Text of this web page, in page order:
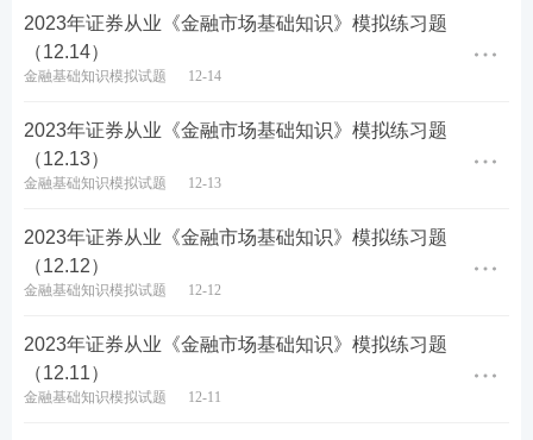
证券备考推荐：
全国各地证券行业薪资行情，测你能拿多少>>
证券报考新手指南，3分钟带你了解整个考试！
下载233网校APP——证券从业——题库——做题，包
括章节练习、每日一练、模拟试卷、历年真题、易错
题等，可随时随地刷题。【
2023年证券从业《金融市场基础知识》模拟练习题
（12.14）
金融基础知识模拟试题 12-14
2023年证券从业《金融市场基础知识》模拟练习题
（12.13）
金融基础知识模拟试题 12-13
2023年证券从业《金融市场基础知识》模拟练习题
（12.12）
金融基础知识模拟试题 12-12
2023年证券从业《金融市场基础知识》模拟练习题
（12.11）
金融基础知识模拟试题 12-11